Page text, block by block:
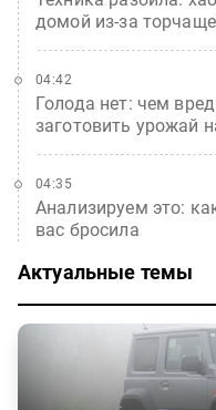
домой из-за
Голода нет: чем
заготовить урожай
04:42
Анализируем это:
вас бросила
04:35
Актуальные темы